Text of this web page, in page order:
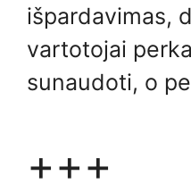
išpardavimas,
vartotojai
sunaudoti, o
+++